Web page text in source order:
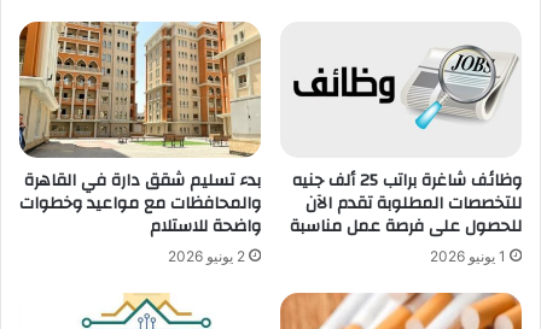
وظائف شاغرة براتب 25 ألف جنيه
للتخصصات المطلوبة تقدم الآن
للحصول على فرصة عمل مناسبة
1 يونيو 2026
بدء تسليم شقق دارة في القاهرة
والمحافظات مع مواعيد وخطوات
واضحة للاستلام
2 يونيو 2026